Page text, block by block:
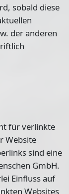
sobald diese
der anderen
für verlinkte
Website
sind eine
GmbH.
Einfluss auf
Websites